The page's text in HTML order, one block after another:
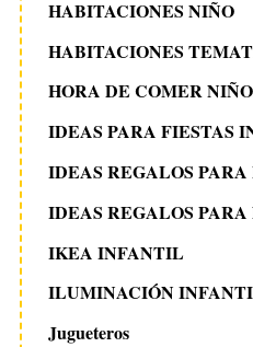
HABITACIONES NIÑO
HABITACIONES
HORA DE COMER
IDEAS PARA FIESTAS
IDEAS REGALOS PARA
IDEAS REGALOS PARA
IKEA INFANTIL
ILUMINACIÓN
Jugueteros